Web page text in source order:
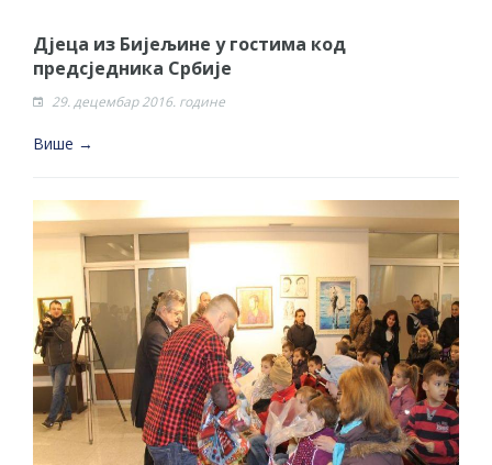
Дјеца из Бијељине у гостима код
предсједника Србије
29. децембар 2016. године
Више →